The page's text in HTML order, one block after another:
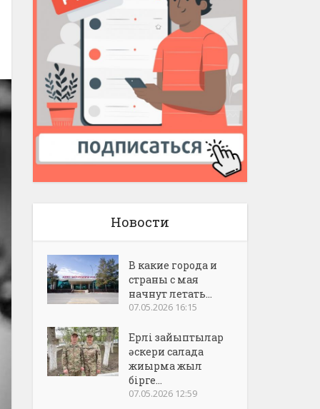
Новости
В какие города и
страны с мая
начнут летать...
07.05.2026 16:15
Ерлі зайыптылар
әскери салада
жиырма жыл
бірге...
07.05.2026 12:59